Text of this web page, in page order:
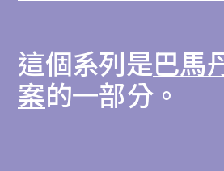
示並非所有樓層都設電梯。
可以獲得天然採光和增強通
計亦方便居民聚集，建立連
這個系列是巴馬
案的一部分。